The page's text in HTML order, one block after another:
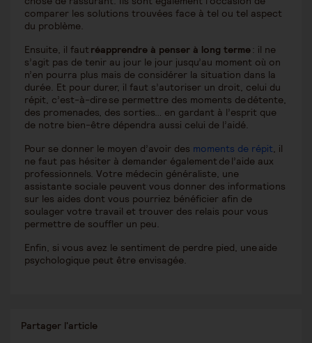
comparer les solutions trouvées face à tel ou tel aspect
du problème.
Ensuite, il faut réapprendre à penser à long terme: il ne
s’agit pas de tenir au jour le jour jusqu’au moment où on
n’en pourra plus mais de considérer la situation dans la
durée. Et pour durer, il faut s’autoriser un droit, celui du
répit, c’est-à-dire se permettre des moments de détente,
des promenades, des sorties… en gardant à l’esprit que
de notre bien-être dépendra aussi celui de l’aidé.
Pour se donner le moyen d’avoir des moments de répit, il
ne faut pas hésiter à demander également de l’aide aux
professionnels. Votre médecin généraliste, une
assistante sociale peuvent vous donner des informations
sur les aides dont vous pourriez bénéficier afin de
soulager votre travail et trouver des relais pour vous
permettre de souffler un peu.
Enfin, si vous avez le sentiment de perdre pied, une aide
psychologique peut être envisagée.
Partager l'articlePartager